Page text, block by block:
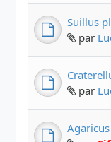
Suillus
par
par